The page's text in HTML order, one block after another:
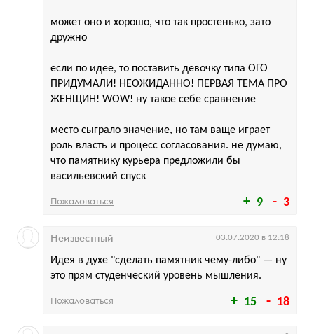
9 3
может оно и хорошо, что так простенько, зато
дружно
если по идее, то поставить девочку типа ОГО
ПРИДУМАЛИ! НЕОЖИДАННО! ПЕРВАЯ ТЕМА ПРО
ЖЕНЩИН! WOW! ну такое себе сравнение
место сыграло значение, но там ваще играет
роль власть и процесс согласования. не думаю,
что памятнику курьера предложили бы
васильевский спуск
Пожаловаться
15 18
Идея в духе "сделать памятник чему-либо" — ну
это прям студенческий уровень мышления.
Неизвестный 03.07.2020 в 12:18
Пожаловаться